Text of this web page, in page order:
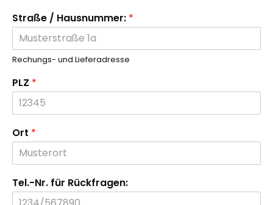
Straße / Hausnummer: *
Rechungs- und Lieferadresse
PLZ *
Ort *
Tel.-Nr. für Rückfragen: